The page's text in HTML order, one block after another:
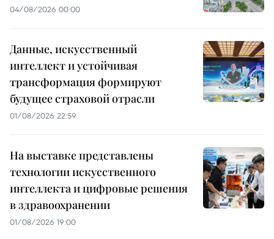
04/08/2026 00:00
Данные, искусственный
интеллект и устойчивая
трансформация формируют
будущее страховой отрасли
01/08/2026 22:59
На выставке представлены
технологии искусственного
интеллекта и цифровые решения
в здравоохранении
01/08/2026 19:00